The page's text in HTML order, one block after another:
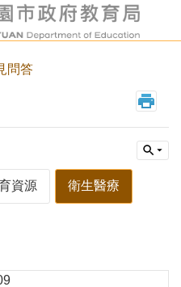
問答
資源 衛生醫療